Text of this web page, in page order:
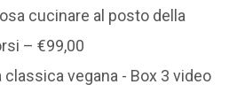
cucinare al posto della
– €99,00
vegana - Box 3 video